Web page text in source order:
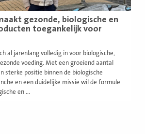
gezonde, biologische en
toegankelijk voor
al jarenlang volledig in voor biologische,
voeding. Met een groeiend aantal
sterke positie binnen de biologische
en een duidelijke missie wil de formule
en ...